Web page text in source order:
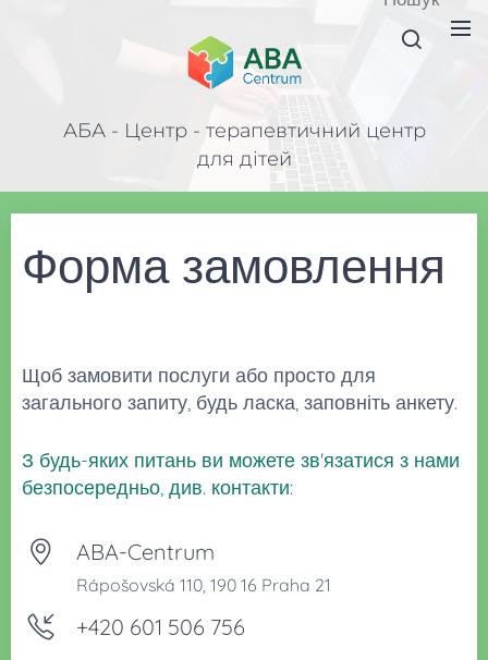
АБА - Центр - терапевтичний центр
для дітей
Форма замовлення
Щоб замовити послуги або просто для
загального запиту, будь ласка, заповніть анкету.
З будь-яких питань ви можете зв'язатися з нами
безпосередньо, див. контакти:
ABA-Centrum
Rápošovská 110, 190 16 Praha 21
+420 601 506 756